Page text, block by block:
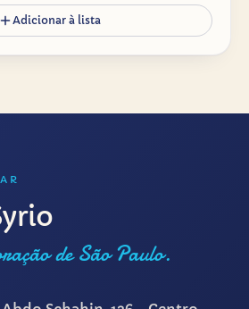
Adicionar à lista
de São Paulo.